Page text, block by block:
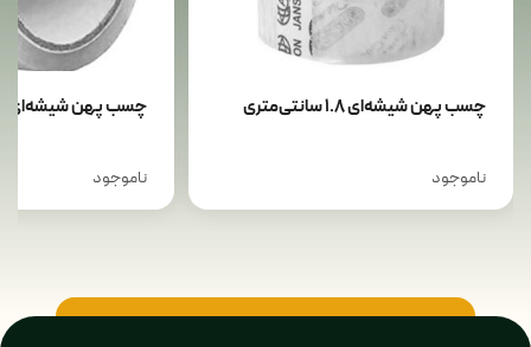
چسب پهن شیشه‌ای 1.8 سانتی‌متری
ناموجود
چسب پهن شیشه‌ای 5 سانتی‌متری
ناموجود